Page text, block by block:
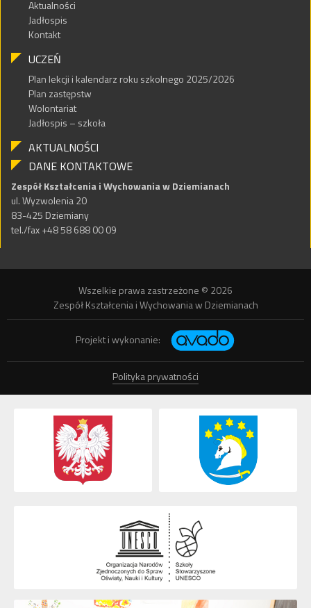
Aktualności
Jadłospis
Kontakt
UCZEŃ
Plan lekcji i kalendarz roku szkolnego 2025/2026
Plan zastępstw
Wolontariat
Jadłospis – szkoła
AKTUALNOŚCI
DANE KONTAKTOWE
Zespół Kształcenia i Wychowania w Dziemianach
ul. Wyzwolenia 20
83-425 Dziemiany
tel./fax +48 58 688 00 09
Wszelkie prawa zastrzeżone © 2026
Zespół Kształcenia i Wychowania w Dziemianach
Projekt i wykonanie:
Polityka prywatności